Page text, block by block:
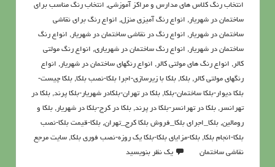
انتخاب رنگ کلاس های مدارس و مراکز آموزشی, انتخاب رنگ مناسب برای
ساختمان در شهریار, انواع رنگ آمیزی منزل, انواع رنگ برای نقاشی
ساختمان در شهریار, انواع رنگ در نقاشی ساختمان در شهریار, انواع رنگ
ساختمان در شهریار, انواع رنگ ساختمان در شهریاری, انواع رنگ مولتی
کالر, انواع رنگ های مولتی کالر, انواع رنگهای ساختمان در شهریار, انواع
رنگهای مولتی کالر, بلکا, بلکا با زیرسازی-اجرا بلکا-نصب بلکا, بلکا چیست-
بلکا دیوار-بلکا ساختمان-بلکا, بلکا در تهران-بلکادر شهریار-بلکا پرند, بلکا در
تهرانسر, بلکا در تهرانسر-بلکا در پرند, بلکا در کرج-بلکا در شهریار, بلکا و
رومالین, بلکا_اجرای بلکا_فروش بلکا کرج_تهران, بلکا-قیمت بلکا-نصب
بلکا-انجام بلکا, بلکا-مزایای بلکا-بلکا یک روزه-نصب فوری بلکا, سايت مرجع
نقاشي ساختمان
یک نظر بنویسید